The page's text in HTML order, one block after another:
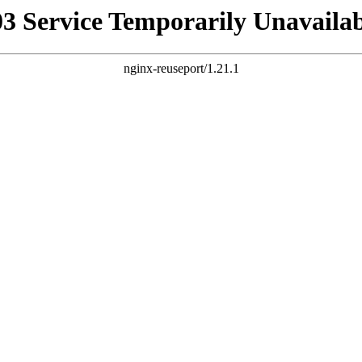
Service Temporarily
nginx-reuseport/1.21.1